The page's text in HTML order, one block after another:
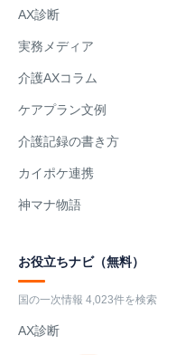
AX診断
実務メディア
介護AXコラム
ケアプラン文例
介護記録の書き方
カイポケ連携
神マナ物語
お役立ちナビ（無料）
国の一次情報 4,023件を検索
AX診断